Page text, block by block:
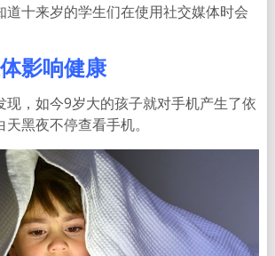
道十来岁的学生们在使用社交媒体时会
影响健康
现，如今9岁大的孩子就对手机产生了依
黑夜不停查看手机。